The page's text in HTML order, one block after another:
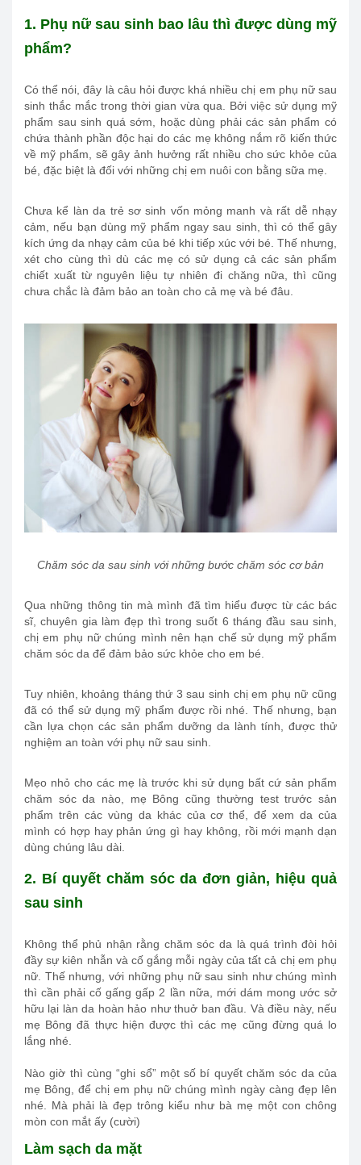
1. Phụ nữ sau sinh bao lâu thì được dùng mỹ
phẩm?
Có thể nói, đây là câu hỏi được khá nhiều chị em phụ nữ sau
sinh thắc mắc trong thời gian vừa qua. Bởi việc sử dụng mỹ
phẩm sau sinh quá sớm, hoặc dùng phải các sản phẩm có
chứa thành phần độc hại do các mẹ không nắm rõ kiến thức
về mỹ phẩm, sẽ gây ảnh hưởng rất nhiều cho sức khỏe của
bé, đặc biệt là đối với những chị em nuôi con bằng sữa mẹ.
Chưa kể làn da trẻ sơ sinh vốn mỏng manh và rất dễ nhạy
cảm, nếu bạn dùng mỹ phẩm ngay sau sinh, thì có thể gây
kích ứng da nhạy cảm của bé khi tiếp xúc với bé. Thế nhưng,
xét cho cùng thì dù các mẹ có sử dụng cả các sản phẩm
chiết xuất từ nguyên liệu tự nhiên đi chăng nữa, thì cũng
chưa chắc là đảm bảo an toàn cho cả mẹ và bé đâu.
Chăm sóc da sau sinh với những bước chăm sóc cơ bản
Qua những thông tin mà mình đã tìm hiểu được từ các bác
sĩ, chuyên gia làm đẹp thì trong suốt 6 tháng đầu sau sinh,
chị em phụ nữ chúng mình nên hạn chế sử dụng mỹ phẩm
chăm sóc da để đảm bảo sức khỏe cho em bé.
Tuy nhiên, khoảng tháng thứ 3 sau sinh chị em phụ nữ cũng
đã có thể sử dụng mỹ phẩm được rồi nhé. Thế nhưng, bạn
cần lựa chọn các sản phẩm dưỡng da lành tính, được thử
nghiệm an toàn với phụ nữ sau sinh.
Mẹo nhỏ cho các mẹ là trước khi sử dụng bất cứ sản phẩm
chăm sóc da nào, mẹ Bông cũng thường test trước sản
phẩm trên các vùng da khác của cơ thể, để xem da của
mình có hợp hay phản ứng gì hay không, rồi mới mạnh dạn
dùng chúng lâu dài.
2. Bí quyết chăm sóc da đơn giản, hiệu quả
sau sinh
Không thể phủ nhận rằng chăm sóc da là quá trình đòi hỏi
đầy sự kiên nhẫn và cố gắng mỗi ngày của tất cả chị em phụ
nữ. Thế nhưng, với những phụ nữ sau sinh như chúng mình
thì cần phải cố gấng gấp 2 lần nữa, mới dám mong ước sở
hữu lại làn da hoàn hảo như thuở ban đầu. Và điều này, nếu
mẹ Bông đã thực hiện được thì các mẹ cũng đừng quá lo
lắng nhé.
Nào giờ thì cùng “ghi sổ” một số bí quyết chăm sóc da của
mẹ Bông, để chị em phụ nữ chúng mình ngày càng đẹp lên
nhé. Mà phải là đẹp trông kiểu như bà mẹ một con chông
mòn con mắt ấy (cười)
Làm sạch da mặt